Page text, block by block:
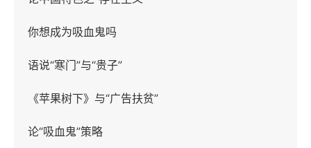
你想成为吸血鬼吗
语说“寒门”与“贵子”
《苹果树下》与“广告扶贫”
论“吸血鬼”策略